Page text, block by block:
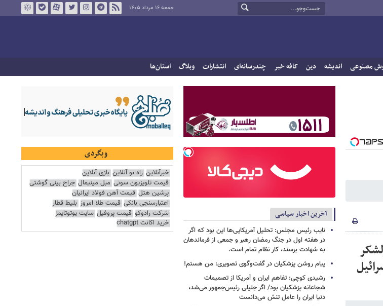
جمعه ۱۶ مرداد ۱۴۰۵
مصنوعی اندیشه دین کافه خبر چندرسانه‌ای انتشارات وبلاگ استان‌ها
آخرین اخبار سیاسی
نایب رئیس مجلس: تحلیل آمریکایی‌ها این بود که اگر
در هفته اول در جنگ رمضان رهبر و جمعی از فرماندهان
به شهادت برسند، کار نظام تمام است.
پیام روشن پزشکیان در گفت‌وگوی تصویری: من هستم!
رشیدی کوچی: تفاهم ایران و آمریکا از تصمیمات
شجاعانه پزشکیان بود/ اگر جلیلی رئیس‌جمهور می‌شد،
دنیا ایران را عامل تنش می‌دانست
وبگردی
خبرآنلاین راه نو آنلاین بازی آنلاین
قیمت تلویزیون سونی مبل مینیمال جراح بینی گوشتی
پرشین هتل قیمت آهن فولاد ایرانیان
اعتبارسنجی بانکی قیمت طلا امروز بلیط قطار
شرکت رادوکو قیمت پروفیل سایت یوتوتایمز
خرید اکانت chatgpt